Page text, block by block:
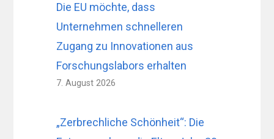
Die EU möchte, dass
Unternehmen schnelleren
Zugang zu Innovationen aus
Forschungslabors erhalten
7. August 2026
„Zerbrechliche Schönheit“: Die